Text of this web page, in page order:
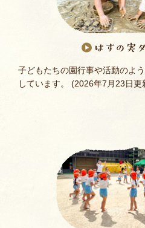
はすの実
子どもたちの園行事や活動のよ
しています。
(2026年7月23日更